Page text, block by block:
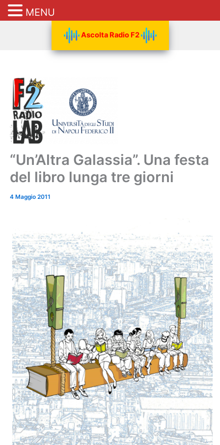
Ascolta Radio F2
“Un’Altra Galassia”. Una festa
del libro lunga tre giorni
4 Maggio 2011
MENU